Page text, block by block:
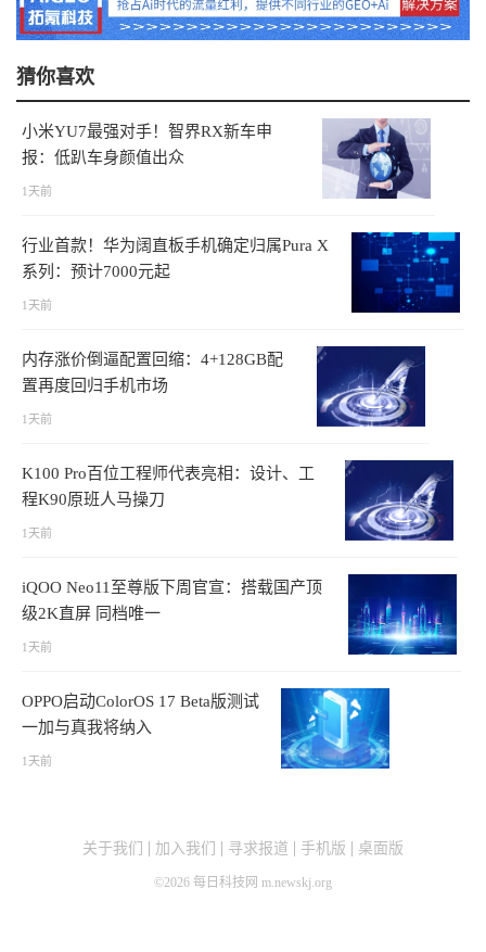
猜你喜欢
小米YU7最强对手！智界RX新车申
报：低趴车身颜值出众
1天前
行业首款！华为阔直板手机确定归属Pura X
系列：预计7000元起
1天前
内存涨价倒逼配置回缩：4+128GB配
置再度回归手机市场
1天前
K100 Pro百位工程师代表亮相：设计、工
程K90原班人马操刀
1天前
iQOO Neo11至尊版下周官宣：搭载国产顶
级2K直屏 同档唯一
1天前
OPPO启动ColorOS 17 Beta版测试
一加与真我将纳入
1天前
关于我们 加入我们 寻求报道 手机版 桌面版
©2026 每日科技网 m.newskj.org